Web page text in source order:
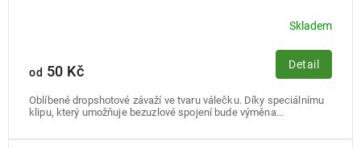
Skladem
od 50 Kč Detail
Oblíbené dropshotové závaží ve tvaru válečku. Díky speciálnímu
klipu, který umožňuje bezuzlové spojení bude výměna...